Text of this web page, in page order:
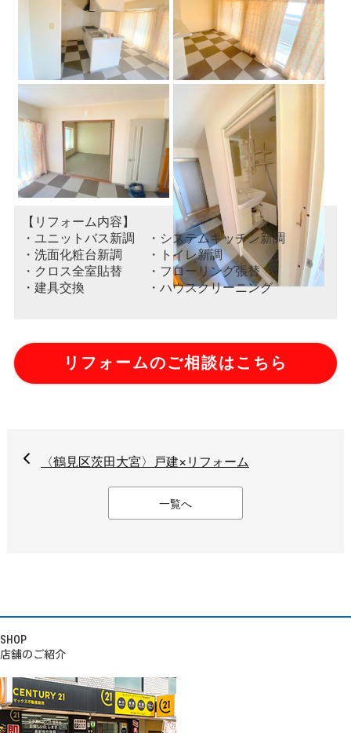
【リフォーム内容】
・ユニットバス新調 ・システムキッチン新調
・洗面化粧台新調 ・トイレ新調
・クロス全室貼替 ・フローリング張替
・建具交換 ・ハウスクリーニング
リフォームのご相談はこちら
〈鶴見区茨田大宮〉戸建×リフォーム
一覧へ
SHOP
店舗のご紹介